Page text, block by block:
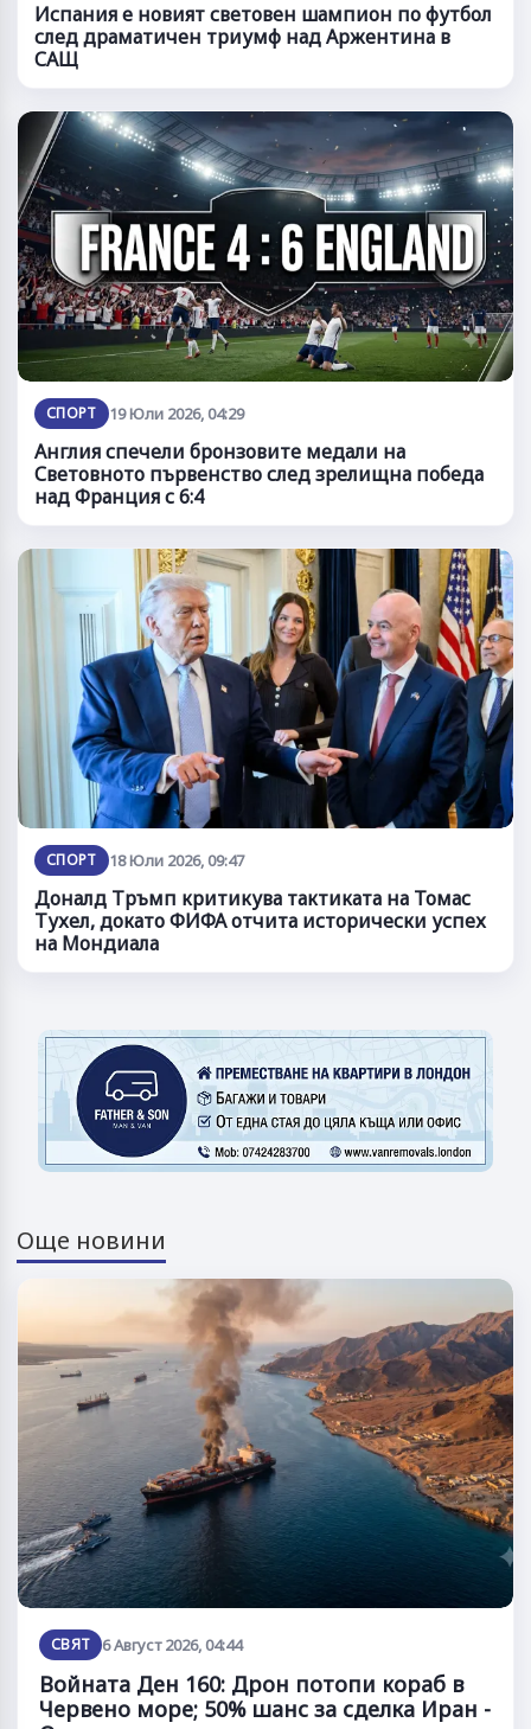
Испания е новият световен шампион по футбол
след драматичен триумф над Аржентина в
САЩ
СПОРТ 19 Юли 2026, 04:29
Англия спечели бронзовите медали на
Световното първенство след зрелищна победа
над Франция с 6:4
СПОРТ 18 Юли 2026, 09:47
Доналд Тръмп критикува тактиката на Томас
Тухел, докато ФИФА отчита исторически успех
на Мондиала
Още новини
СВЯТ 6 Август 2026, 04:44
Войната Ден 160: Дрон потопи кораб в
Червено море; 50% шанс за сделка Иран -